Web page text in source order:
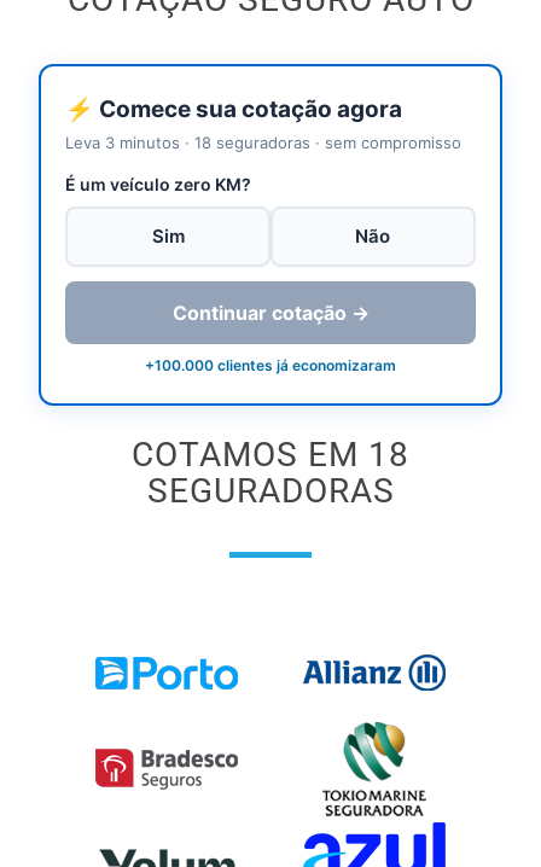
⚡ Comece sua cotação agora
Leva 3 minutos · 18 seguradoras · sem compromisso
É um veículo zero KM?
Sim Não
Continuar cotação →
+100.000 clientes já economizaram
COTAMOS EM 18
SEGURADORAS